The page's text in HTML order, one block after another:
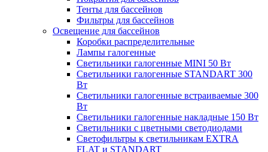
Тенты для бассейнов
Фильтры для бассейнов
Освещение для бассейнов
Коробки распределительные
Лампы галогенные
Светильники галогенные MINI 50 Вт
Светильники галогенные STANDART 300
Вт
Светильники галогенные встраиваемые 300
Вт
Светильники галогенные накладные 150 Вт
Светильники с цветными светодиодами
Светофильтры к светильникам EXTRA
FLAT и STANDART